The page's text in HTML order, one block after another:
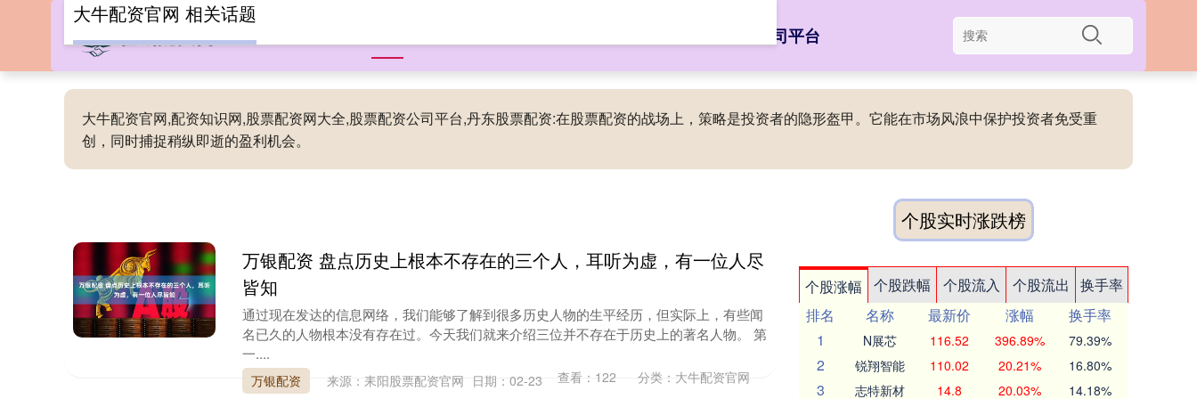
股票配资公司平台
大牛配资官网,配资知识网,股票配资网大全,股票配资公司平台,丹东股票配资:在股票配资的战场上，策略是投资者的隐形盔甲。它能在市场风浪中保护投资者免受重
创，同时捕捉稍纵即逝的盈利机会。
大牛配资官网 相关话题
万银配资 盘点历史上根本不存在的三个人，耳听为虚，有一位人尽
皆知
通过现在发达的信息网络，我们能够了解到很多历史人物的生平经历，但实际上，有些闻
名已久的人物根本没有存在过。今天我们就来介绍三位并不存在于历史上的著名人物。 第
一....
万银配资 来源：耒阳股票配资官网 日期：02-23 查看： 122 分类： 大牛配资官网
个股实时涨跌榜
个股涨幅 个股跌幅 个股流入 个股流出
换手率
排名
名称 最新价 涨幅
换手率
1
N展芯 116.52 396.89% 79.39%
2 锐翔智能 110.02 20.21% 16.80%
3 志特新材 14.8 20.03% 14.18%